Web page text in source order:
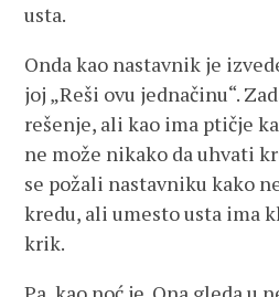
usta.
Onda kao nastavnik je
joj „Reši ovu jednačinu“.
rešenje, ali kao ima ptičje
ne može nikako da uhvati
se požali nastavniku kako
kredu, ali umesto usta ima
krik.